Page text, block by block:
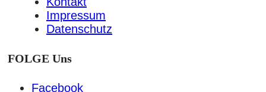
Impressum
Datenschutz
FOLGE Uns
Facebook